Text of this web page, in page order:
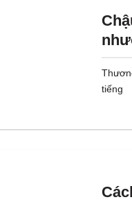
tiếng